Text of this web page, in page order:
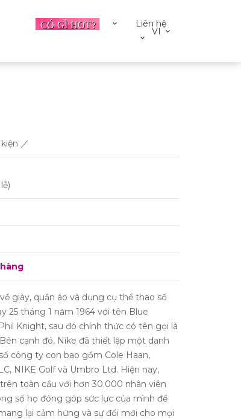
Liên hệ
VI
／
giày, quần áo và dụng cụ thể thao số
25 tháng 1 năm 1964 với tên Blue
Knight, sau đó chính thức có tên gọi là
cạnh đó, Nike đã thiết lập một danh
công ty con bao gồm Cole Haan,
NIKE Golf và Umbro Ltd. Hiện nay,
toàn cầu với hơn 30.000 nhân viên
số họ đóng góp sức lực của mình để
lại cảm hứng và sự đổi mới cho mọi